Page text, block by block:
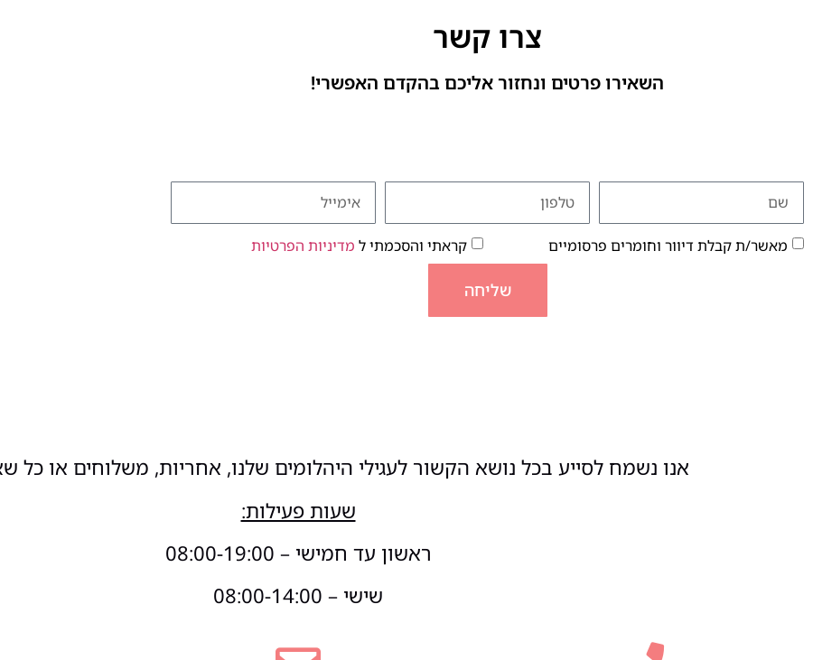
צרו קשר
השאירו פרטים ונחזור אליכם בהקדם האפשרי!
מאשר/ת קבלת דיוור וחומרים פרסומיים קראתי והסכמתי ל מדיניות הפרטיות
שליחה
אנו נשמח לסייע בכל נושא הקשור לעגילי היהלומים שלנו, אחריות, משלוחים או כל
שעות פעילות:
ראשון עד חמישי – 08:00-19:00
שישי – 08:00-14:00